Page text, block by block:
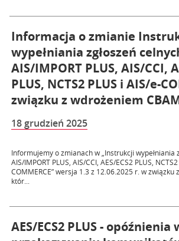
Informacja o zmianie
wypełniania zgłoszeń
AIS/IMPORT PLUS, AIS/CCI,
PLUS, NCTS2 PLUS i AIS/e-
związku z wdrożeniem
18 grudzień 2025
Informujemy o zmianach w „Instrukcji wypełniania
AIS/IMPORT PLUS, AIS/CCI, AES/ECS2 PLUS,
COMMERCE” wersja 1.3 z 12.06.2025 r. w związku
któr...
AES/ECS2 PLUS - opóźnienia